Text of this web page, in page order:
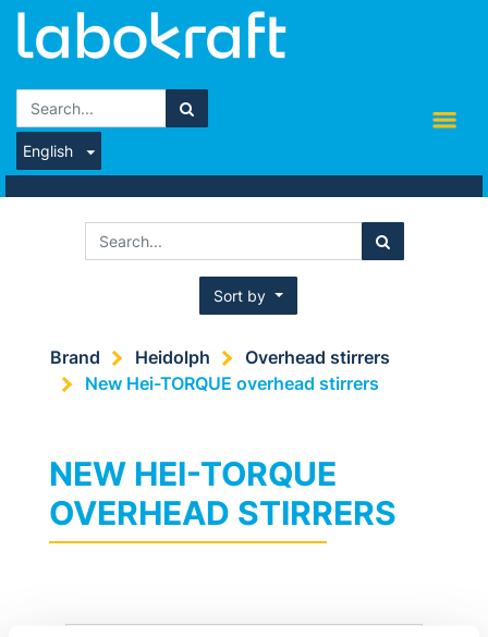
English
Sort by
Brand Heidolph
Overhead stirrers
New Hei-TORQUE overhead stirrers
NEW HEI-TORQUE
OVERHEAD STIRRERS